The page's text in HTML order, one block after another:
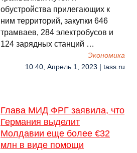
обустройства прилегающих к
ним территорий, закупки 646
трамваев, 284 электробусов и
124 зарядных станций …
Экономика
10:40, Апрель 1, 2023 | tass.ru
Глава МИД ФРГ заявила, что
Германия выделит
Молдавии еще более €32
млн в виде помощи